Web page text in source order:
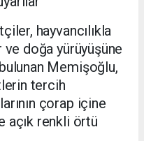
hayvancılıkla
ve doğa yürüyüşüne
Memişoğlu,
tercih
çorap içine
açık renkli örtü